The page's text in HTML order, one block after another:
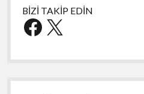
BİZİ TAKİP EDİN
Facebook
X